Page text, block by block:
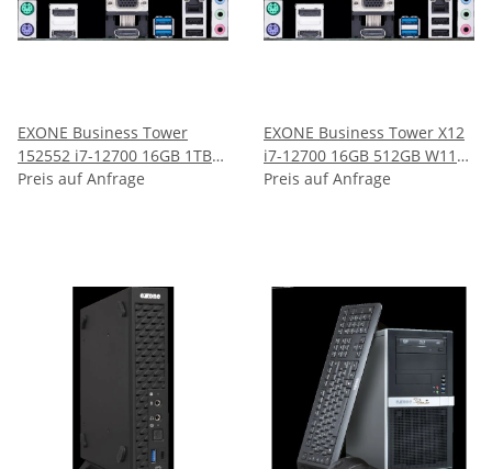
EXONE Business Tower
152552 i7-12700 16GB 1TB
oBS ( 152552 )
Preis auf Anfrage
EXONE Business Tower X12
i7-12700 16GB 512GB W11P (
152550 )
Preis auf Anfrage